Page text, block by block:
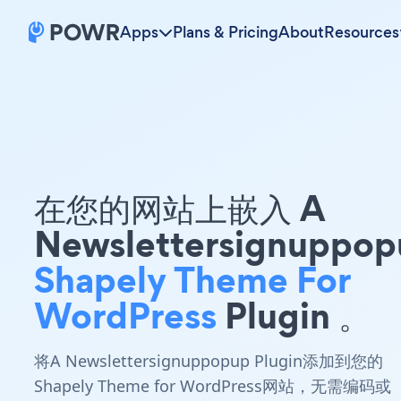
Apps Plans & PricingAboutResources
在您的网站上嵌入 A
Shapely Theme For
WordPress Plugin 。
将A Newslettersignuppopup Plugin添加到您的
Shapely Theme for WordPress网站，无需编码或